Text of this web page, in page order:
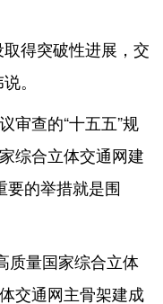
得突破性进展，交
。
查的“十五五”规
综合立体交通网建
要的举措就是围
量国家综合立体
交通网主骨架建成